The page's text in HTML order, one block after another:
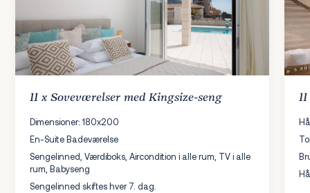
11 xSoveværelser med Kingsize-seng
Dimensioner: 180x200
En-Suite Badeværelse
Sengelinned, Værdiboks, Aircondition i alle rum, TV i alle
rum, Babyseng
Sengelinned skiftes hver 7. dag.